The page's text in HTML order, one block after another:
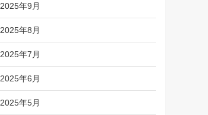
2025年9月
2025年8月
2025年7月
2025年6月
2025年5月